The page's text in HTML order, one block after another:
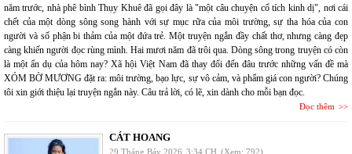
năm trước, nhà phê bình Thụy Khuê đã gọi đây là "một câu chuyện cổ tích kinh dị", nơi cái
chết của một dòng sông song hành với sự mục rữa của môi trường, sự tha hóa của con
người và số phận bi thảm của một đứa trẻ. Một truyện ngắn đầy chất thơ, nhưng càng đẹp
càng khiến người đọc rùng mình. Hai mươi năm đã trôi qua. Dòng sông trong truyện có còn
là một ẩn dụ của hôm nay? Xã hội Việt Nam đã thay đổi đến đâu trước những vấn đề mà
XÓM BỜ MƯƠNG đặt ra: môi trường, bạo lực, sự vô cảm, và phẩm giá con người? Chúng
tôi xin giới thiệu lại truyện ngắn này. Câu trả lời, có lẽ, xin dành cho mỗi bạn đọc.
Đọc thêm
CÁT HOANG
29 Tháng Bảy 2026 3:34 CH (Xem: 792)